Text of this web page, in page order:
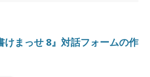
けまっせ 8』対話フォームの作